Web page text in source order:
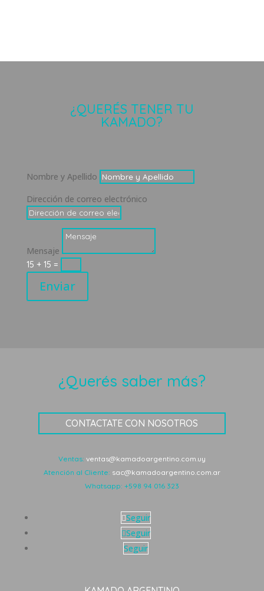
¿QUERÉS TENER TU
KAMADO?
Nombre y Apellido
Dirección de correo electrónico
Mensaje
15 + 15 =
Enviar
¿Querés saber más?
CONTACTATE CON NOSOTROS
Ventas: ventas@kamadoargentino.com.uy
Atención al Cliente: sac@kamadoargentino.com.ar
Whatsapp: +598 94 016 323
Seguir
Seguir
Seguir